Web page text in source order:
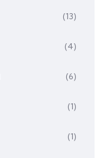
(13)
(4)
(6)
(1)
(1)